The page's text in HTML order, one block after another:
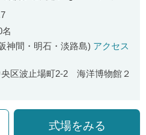
コミ評価
神間・明石・淡路島) アクセス
区波止場町2-2 海洋博物館２
式場をみる